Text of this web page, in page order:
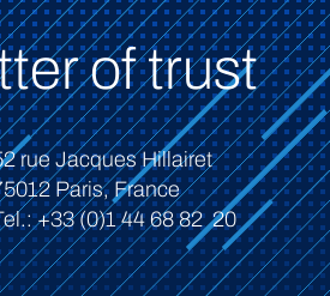
of trust
rue Jacques Hillairet
Paris, France
+33 (0)1 44 68 82 20